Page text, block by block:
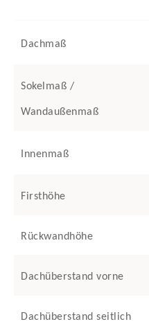
Dachmaß
Sokelmaß /
Wandaußenmaß
Innenmaß
Firsthöhe
Rückwandhöhe
Dachüberstand vorne
Dachüberstand seitlich